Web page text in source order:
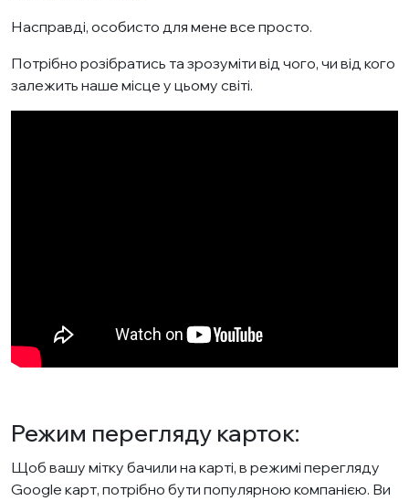
Насправді, особисто для мене все просто.
Потрібно розібратись та зрозуміти від чого, чи від кого
залежить наше місце у цьому світі.
Режим перегляду карток:
Щоб вашу мітку бачили на карті, в режимі перегляду
Google карт, потрібно бути популярною компанією. Ви